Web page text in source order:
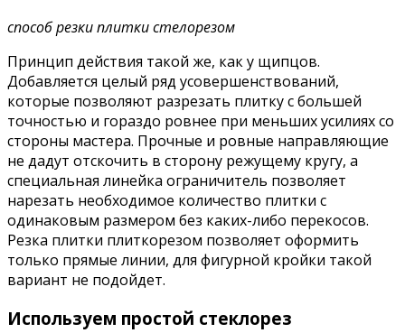
способ резки плитки стелорезом
Принцип действия такой же, как у щипцов.
Добавляется целый ряд усовершенствований,
которые позволяют разрезать плитку с большей
точностью и гораздо ровнее при меньших усилиях со
стороны мастера. Прочные и ровные направляющие
не дадут отскочить в сторону режущему кругу, а
специальная линейка ограничитель позволяет
нарезать необходимое количество плитки с
одинаковым размером без каких-либо перекосов.
Резка плитки плиткорезом позволяет оформить
только прямые линии, для фигурной кройки такой
вариант не подойдет.
Используем простой стеклорез